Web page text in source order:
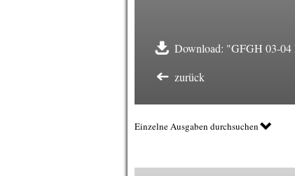
Download: "GFGH 03-04
zurück
Einzelne Ausgaben durchsuchen